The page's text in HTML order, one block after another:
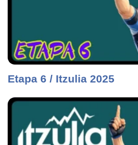
Etapa 6 / Itzulia 2025